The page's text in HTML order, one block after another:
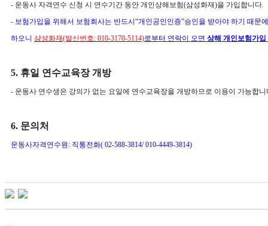
- 운동사 자격연수 신청 시 연수기간 동안 개인상해보험(삼성화재)을 가입합니다.
- 보험가입을 위해서 보험회사는 반드시“개인공인인증”승인을 받아야 하기 때
하오니 삼성화재(발신번호: 010-3170-5114)로부터 연락이 오면 상해 개인보험가
5. 휴일 연수교육장 개방
- 운동사 연수생은 강의가 없는 요일에 연수교육장을 개방하므로 이용이 가능합니
6. 문의처
운동사자격연수원: 직통전화( 02-588-3814/ 010-4449-3814)